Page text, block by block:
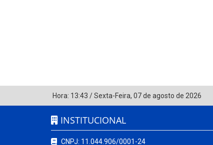
Hora: 13:43 /Sexta-Feira, 07 de agosto de 2026
INSTITUCIONAL
CNPJ: 11.044.906/0001-24